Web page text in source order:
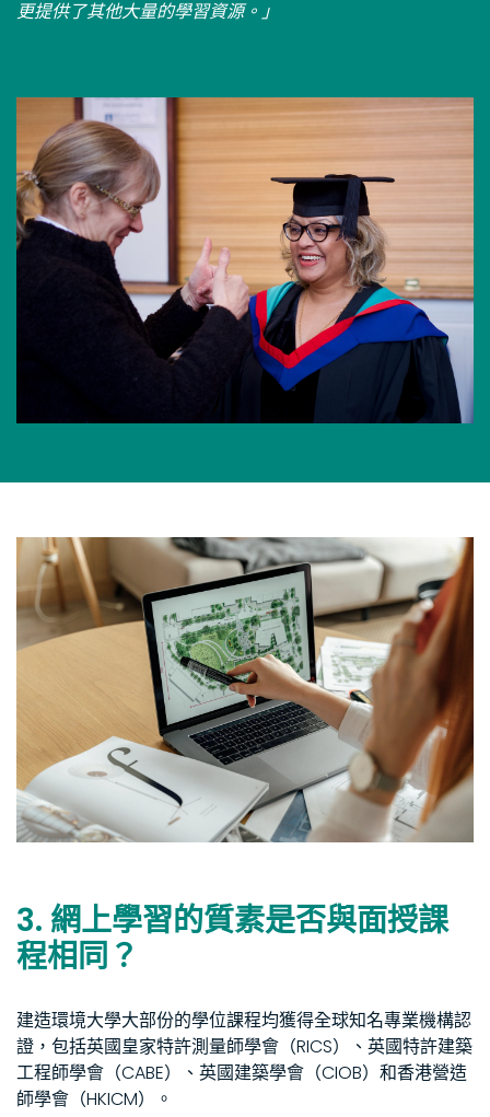
更提供了其他大量的學習資源。」
3. 網上學習的質素是否與面授課
程相同？
建造環境大學大部份的學位課程均獲得全球知名專業機構認
證，包括英國皇家特許測量師學會（RICS）、英國特許建築
工程師學會（CABE）、英國建築學會（CIOB）和香港營造
師學會（HKICM）。